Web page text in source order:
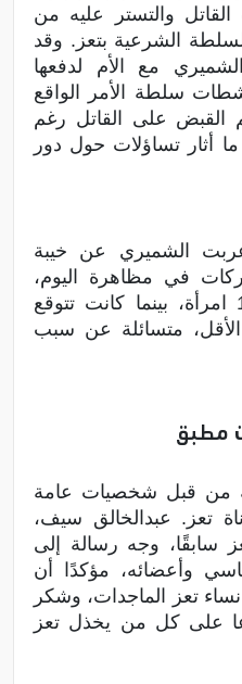
والتستر عليه من
الشرعية بتعز. وقد
مع الأم لدفعها
سلطة الأمر الواقع
القبض على القاتل رغم
أثار تساؤلات حول دور
الشميري عن خيبة
في مظاهرة اليوم،
حيث لم يتجاوز العدد 150 امرأة، بينما كانت تتوقع
متسائلة عن سبب
مطبق
من قبل شخصيات عامة
تعز. عبدالخالق سيف،
سابقًا، وجه رسالة إلى
وأعضائه، مؤكدًا أن
تعز الماجدات، وشكر
على كل من يخذل تعز